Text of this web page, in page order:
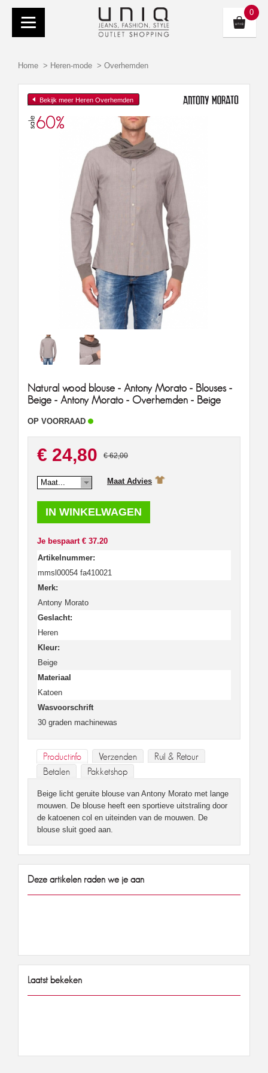
0
Home > Heren-mode > Overhemden
Bekijk meer Heren Overhemden
Natural wood blouse - Antony Morato - Blouses -
Beige - Antony Morato - Overhemden - Beige
OP VOORRAAD
€ 24,80 € 62,00
Maat... Maat Advies
Je bespaart € 37.20
Artikelnummer:
mmsl00054 fa410021
Merk:
Antony Morato
Geslacht:
Heren
Kleur:
Beige
Materiaal
Katoen
Wasvoorschrift
30 graden machinewas
Productinfo Verzenden
Ruil & Retour
Betalen
Pakketshop
Beige licht geruite blouse van Antony Morato met lange
mouwen. De blouse heeft een sportieve uitstraling door
de katoenen col en uiteinden van de mouwen. De
blouse sluit goed aan.
Deze artikelen raden we je aan
Laatst bekeken